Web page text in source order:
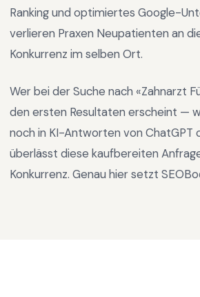
Ranking und optimiertes Google-
verlieren Praxen Neupatienten an
Konkurrenz im selben Ort.
Wer bei der Suche nach «Zahnarzt
den ersten Resultaten erscheint —
noch in KI-Antworten von ChatGPT
überlässt diese kaufbereiten
Konkurrenz. Genau hier setzt